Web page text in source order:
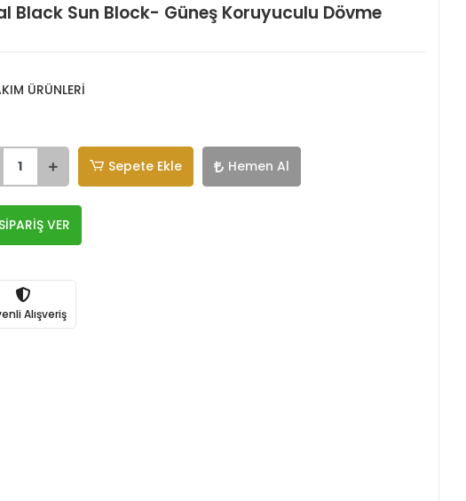
Black Sun Block- Güneş Koruyuculu Dövme
ÜRÜNLERİ
Sepete Ekle Hemen Al
VER
Alışveriş